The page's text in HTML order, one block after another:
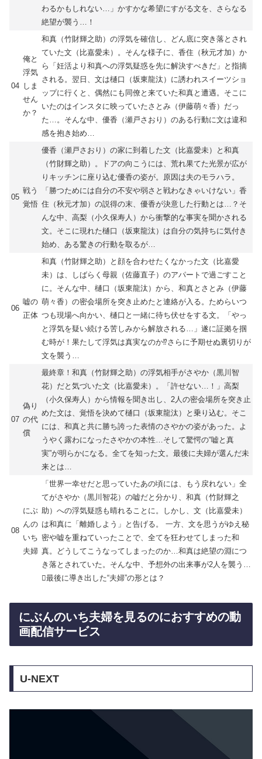
わるかもしれない…」かすかな希望にすがる文を、さらなる
絶望が襲う…！
04
俺と
浮気
しま
せん
か？
和真（竹財輝之助）の浮気を確信し、どん底に突き落とされ
ていた文（比嘉愛未）。そんな様子に、香住（秋元才加）か
ら「妊活より和真への浮気疑惑を先に解決すべきだ」と指摘
される。翌日、文は樋口（坂東龍汰）に誘われスイーツショ
ップに行くと、偶然にも同僚と来ていた和真と遭遇。そこに
いたのはインスタに映っていたさとみ（伊藤萌々香）だっ
た…。そんな中、優香（瀬戸さおり）のある行動に文は違和
感を抱き始め…
05
戦う
覚悟
優香（瀬戸さおり）の家に到着した文（比嘉愛未）と和真
（竹財輝之助）。ドアの向こうには、荒れ果てた光景が広が
りキッチンに座り込む優香の姿が。原因は夫のモラハラ。
「勝つためには自分の不安や弱さと戦わなきゃいけない」香
住（秋元才加）の説得の末、優香が決意した行動とは…？そ
んな中、高梨（小久保寿人）から衝撃的な事実を聞かされる
文。そこに現れた樋口（坂東龍汰）は自分の気持ちに気付き
始め、ある驚きの行動を取るが…
06
嘘の
正体
和真（竹財輝之助）と顔を合わせたくなかった文（比嘉愛
未）は、しばらく母親（佐藤直子）のアパートで過ごすこと
に。そんな中、樋口（坂東龍汰）から、和真とさとみ（伊藤
萌々香）の密会場所を突き止めたと連絡が入る。ためらいつ
つも現場へ向かい、樋口と一緒に待ち伏せをする文。「やっ
と浮気を疑い続ける苦しみから解放される…」遂に証拠を掴
む時が！果たして浮気は真実なのか⁉︎さらに予期せぬ裏切りが
文を襲う…
07
偽り
の代
償
最終章！和真（竹財輝之助）の浮気相手がさやか（黒川智
花）だと気づいた文（比嘉愛未）。「許せない…！」高梨
（小久保寿人）から情報を聞き出し、2人の密会場所を突き止
めた文は、覚悟を決めて樋口（坂東龍汰）と乗り込む。そこ
には、和真と共に勝ち誇った表情のさやかの姿があった。よ
うやく露わになったさやかの本性…そして驚愕の“嘘と真
実”が明らかになる。全てを知った文。最後に夫婦が選んだ未
来とは…
08
にぶ
んの
いち
夫婦
「世界一幸せだと思っていたあの頃には、もう戻れない」全
てがさやか（黒川智花）の嘘だと分かり、和真（竹財輝之
助）への浮気疑惑も晴れることに。しかし、文（比嘉愛未）
は和真に「離婚しよう」と告げる。 一方、文を思うがゆえ秘
密や嘘を重ねていったことで、全てを狂わせてしまった和
真。どうしてこうなってしまったのか…和真は絶望の淵につ
き落とされていた。そんな中、予想外の出来事が2人を襲う…
最後に導き出した“夫婦”の形とは？
にぶんのいち夫婦を見るのにおすすめの動
画配信サービス
U-NEXT